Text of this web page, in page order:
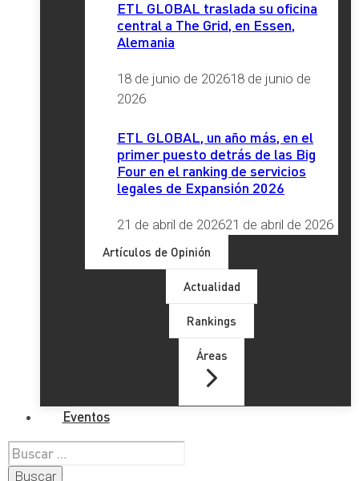
ETL GLOBAL traslada su oficina
central a The Grid, en Essen,
Alemania
18 de junio de 202618 de junio de
2026
ETL GLOBAL, un año más, en el
primer puesto detrás de las Big
Four en el ranking de servicios
legales de Expansión 2026
21 de abril de 202621 de abril de 2026
Artículos de Opinión
Actualidad
Rankings
Áreas
Eventos
Buscar: